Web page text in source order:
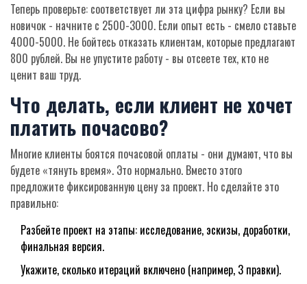
Теперь проверьте: соответствует ли эта цифра рынку? Если вы
новичок - начните с 2500-3000. Если опыт есть - смело ставьте
4000-5000. Не бойтесь отказать клиентам, которые предлагают
800 рублей. Вы не упустите работу - вы отсеете тех, кто не
ценит ваш труд.
Что делать, если клиент не хочет
платить почасово?
Многие клиенты боятся почасовой оплаты - они думают, что вы
будете «тянуть время». Это нормально. Вместо этого
предложите фиксированную цену за проект. Но сделайте это
правильно:
Разбейте проект на этапы: исследование, эскизы, доработки,
финальная версия.
Укажите, сколько итераций включено (например, 3 правки).